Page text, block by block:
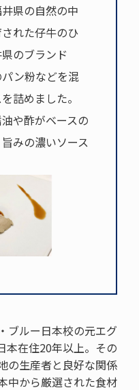
県の自然の中
れた仔牛のひ
のブランド
ン粉などを混
詰めました。
や酢がベースの
みの濃いソース
ブルー日本校の元エグ
本在住20年以上。その
の生産者と良好な関係
中から厳選された食材